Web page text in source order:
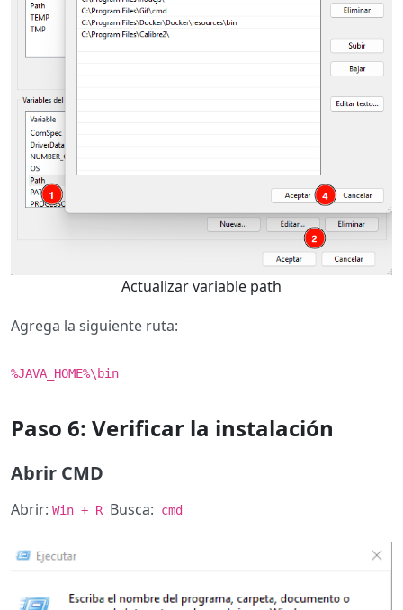
Actualizar variable path
Agrega la siguiente ruta:
%JAVA_HOME%\bin
Paso 6: Verificar la instalación
Abrir CMD
Abrir: Win + R Busca: cmd